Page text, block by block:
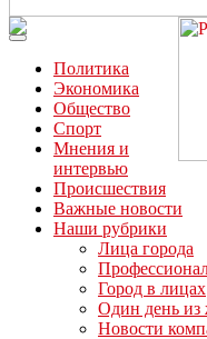
Читайте последние
“ЗаНовомосковск”
Политика
Экономика
Общество
Спорт
Мнения и
интервью
Происшествия
Важные новости
Наши рубрики
Лица города
Город в лицах
Один день из
Новости